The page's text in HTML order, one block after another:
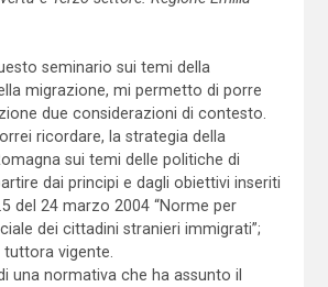
seminario sui temi della
migrazione, mi permetto di porre
due considerazioni di contesto.
ricordare, la strategia della
sui temi delle politiche di
dai principi e dagli obiettivi inseriti
del 24 marzo 2004 “Norme per
dei cittadini stranieri immigrati”;
vigente.
una normativa che ha assunto il